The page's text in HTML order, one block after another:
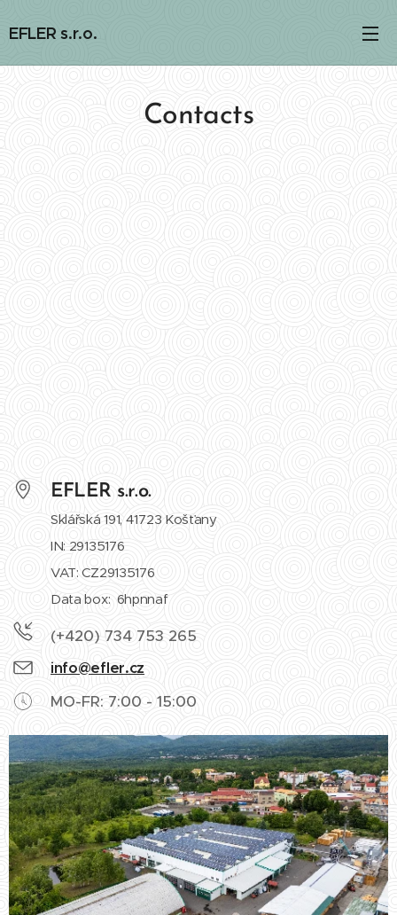
EFLER s.r.o.
Contacts
EFLER s.r.o.
Sklářská 191, 41723 Košťany
IN: 29135176
VAT: CZ29135176
Data box: 6hpnnaf
(+420) 734 753 265
info@efler.cz
MO-FR: 7:00 - 15:00